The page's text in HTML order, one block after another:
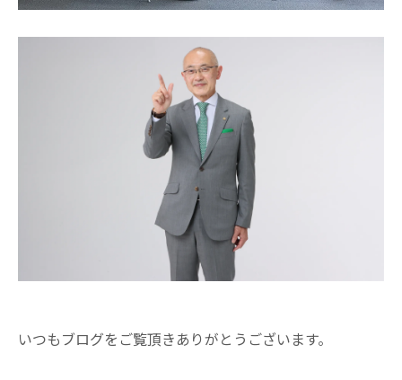
いつもブログをご覧頂きありがとうございます。